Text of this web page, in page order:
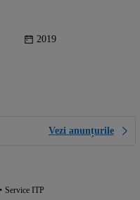
2019
Vezi anunțurile
Service ITP